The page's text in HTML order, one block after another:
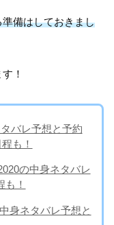
備はしておきまし
！
バレ予想と予約
も！
の中身ネタバレ
！
身ネタバレ予想と